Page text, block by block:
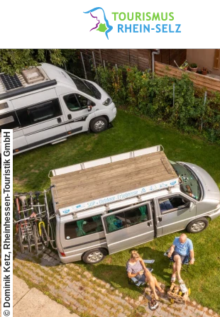
Rhein-Selz
Entdecken & Erleben
Wein & Genuss
Kultur & Events
Buchen & Service
© Dominik Ketz, Rheinhessen-Touristik GmbH